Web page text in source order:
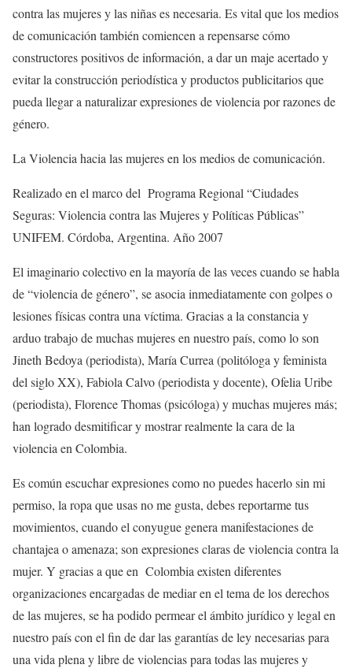
contra las mujeres y las niñas es necesaria. Es vital que los medios
de comunicación también comiencen a repensarse cómo
constructores positivos de información, a dar un maje acertado y
evitar la construcción periodística y productos publicitarios que
pueda llegar a naturalizar expresiones de violencia por razones de
género.
La Violencia hacia las mujeres en los medios de comunicación.
Realizado en el marco del Programa Regional “Ciudades
Seguras: Violencia contra las Mujeres y Políticas Públicas”
UNIFEM. Córdoba, Argentina. Año 2007
El imaginario colectivo en la mayoría de las veces cuando se habla
de “violencia de género”, se asocia inmediatamente con golpes o
lesiones físicas contra una víctima. Gracias a la constancia y
arduo trabajo de muchas mujeres en nuestro país, como lo son
Jineth Bedoya (periodista), María Currea (politóloga y feminista
del siglo XX), Fabiola Calvo (periodista y docente), Ofelia Uribe
(periodista), Florence Thomas (psicóloga) y muchas mujeres más;
han logrado desmitificar y mostrar realmente la cara de la
violencia en Colombia.
Es común escuchar expresiones comono puedes hacerlo sin mi
permiso, la ropa que usas no me gusta, debes reportarme tus
movimientos, cuando el conyugue genera manifestaciones de
chantajea o amenaza; son expresiones claras de violencia contra la
mujer. Y gracias a que en Colombia existen diferentes
organizaciones encargadas de mediar en el tema de los derechos
de las mujeres, se ha podido permear el ámbito jurídico y legal en
nuestro país con el fin de dar las garantías de ley necesarias para
una vida plena y libre de violencias para todas las mujeres y